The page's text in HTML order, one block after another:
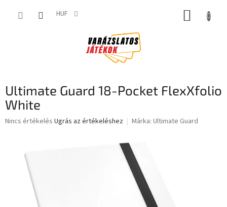
HUF KOSÁR
Ultimate Guard 18-Pocket FlexXfolio
White
A
Nincs értékelés Ugrás az értékeléshez Márka: Ultimate Guard